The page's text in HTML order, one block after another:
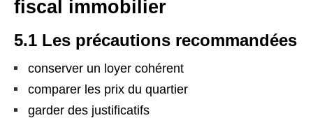
fiscal immobilier
5.1 Les précautions recommandées
conserver un loyer cohérent
comparer les prix du quartier
garder des justificatifs